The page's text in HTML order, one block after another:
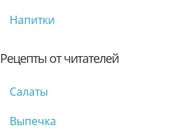
Напитки
Рецепты от читателей
Салаты
Выпечка